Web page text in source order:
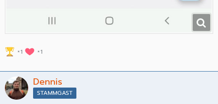
1 1
Dennis
STAMMGAST